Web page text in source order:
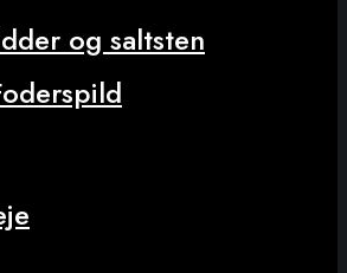
og saltsten